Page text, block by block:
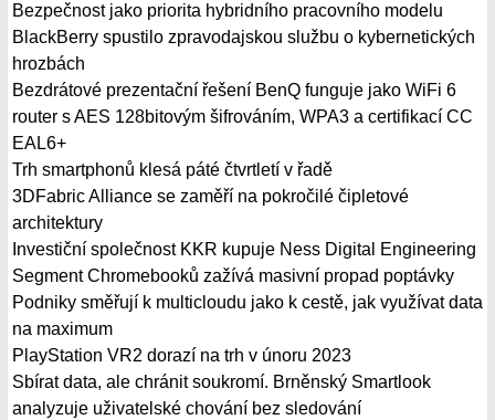
Bezpečnost jako priorita hybridního pracovního modelu
BlackBerry spustilo zpravodajskou službu o kybernetických
hrozbách
Bezdrátové prezentační řešení BenQ funguje jako WiFi 6
router s AES 128bitovým šifrováním, WPA3 a certifikací CC
EAL6+
Trh smartphonů klesá páté čtvrtletí v řadě
3DFabric Alliance se zaměří na pokročilé čipletové
architektury
Investiční společnost KKR kupuje Ness Digital Engineering
Segment Chromebooků zažívá masivní propad poptávky
Podniky směřují k multicloudu jako k cestě, jak využívat data
na maximum
PlayStation VR2 dorazí na trh v únoru 2023
Sbírat data, ale chránit soukromí. Brněnský Smartlook
analyzuje uživatelské chování bez sledování